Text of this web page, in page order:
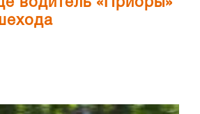
водитель «Приоры»